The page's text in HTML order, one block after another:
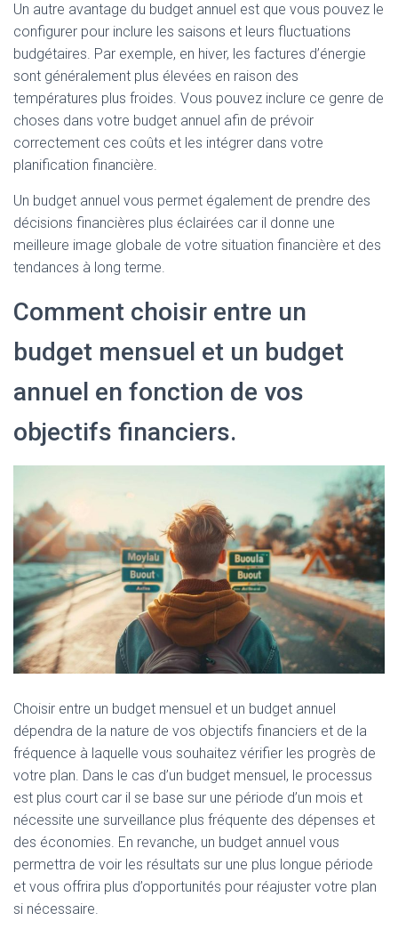
Un autre avantage du budget annuel est que vous pouvez le
configurer pour inclure les saisons et leurs fluctuations
budgétaires. Par exemple, en hiver, les factures d’énergie
sont généralement plus élevées en raison des
températures plus froides. Vous pouvez inclure ce genre de
choses dans votre budget annuel afin de prévoir
correctement ces coûts et les intégrer dans votre
planification financière.
Un budget annuel vous permet également de prendre des
décisions financières plus éclairées car il donne une
meilleure image globale de votre situation financière et des
tendances à long terme.
Comment choisir entre un
budget mensuel et un budget
annuel en fonction de vos
objectifs financiers.
Choisir entre un budget mensuel et un budget annuel
dépendra de la nature de vos objectifs financiers et de la
fréquence à laquelle vous souhaitez vérifier les progrès de
votre plan. Dans le cas d’un budget mensuel, le processus
est plus court car il se base sur une période d’un mois et
nécessite une surveillance plus fréquente des dépenses et
des économies. En revanche, un budget annuel vous
permettra de voir les résultats sur une plus longue période
et vous offrira plus d’opportunités pour réajuster votre plan
si nécessaire.